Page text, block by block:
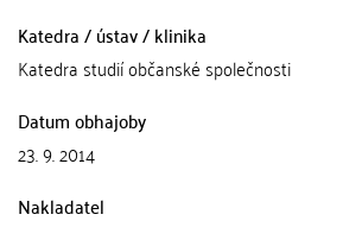
Katedra / ústav / klinika
Katedra studií občanské společnosti
Datum obhajoby
23. 9. 2014
Nakladatel